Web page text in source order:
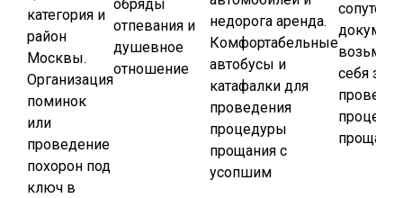
категория и
район
Москвы.
Организация
поминок
или
проведение
похорон под
ключ в
обряды
отпевания и
душевное
отношение
недорога аренда.
Комфортабельные
автобусы и
катафалки для
проведения
процедуры
прощания с
усопшим
возьмут
себя